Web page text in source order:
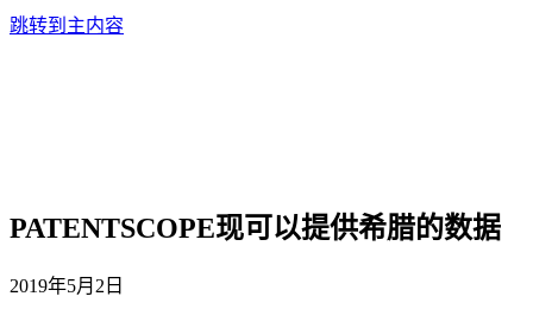
跳转到主内容
PATENTSCOPE现可以提供希腊的数据
2019年5月2日